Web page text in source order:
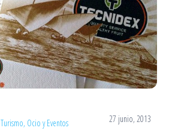
Turismo, Ocio y Eventos 27 junio, 2013